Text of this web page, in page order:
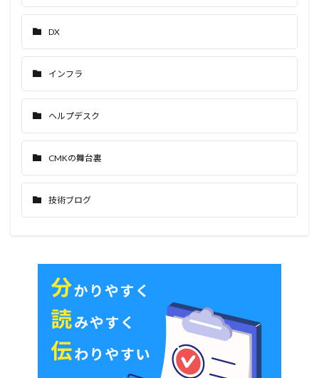
DX
インフラ
ヘルプデスク
CMKの舞台裏
技術ブログ